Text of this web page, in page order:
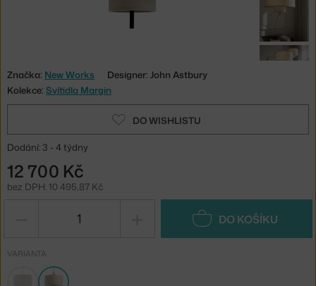
Značka: New Works
Designer: John Astbury
Kolekce: Svítidla Margin
DO WISHLISTU
Dodání: 3 - 4 týdny
12 700 Kč
bez DPH: 10 495,87 Kč
DO KOŠÍKU
VARIANTA